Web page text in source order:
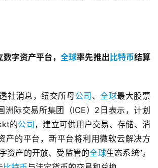
数字资产平台，全球率先推出比特币结算
社消息，纽交所母公司 、全球最大股票
洲际交易所集团（ICE）2日表示，计划
的公司 ，建立可供用户交易、存储、消
产的平台，新平台将利用微软云解决方
资产的开放、受监管的全球生态系统”。